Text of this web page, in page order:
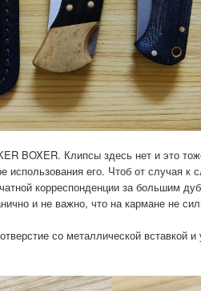
BOXER. Клипсы здесь нет и это
использования его. Чтоб от случая к
корреспонденции за большим
и не важно, что на кармане не
со металлической вставкой